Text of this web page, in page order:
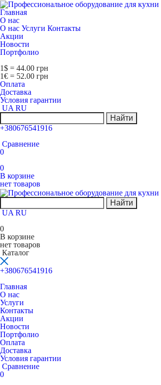
Главная
О нас
О нас Услуги Контакты
Акции
Новости
Портфолио
1$ = 44.00 грн
1€ = 52.00 грн
Оплата
Доставка
Условия гарантии
UA RU
Найти
+380676541916
Сравнение
0
0
В корзине
нет товаров
Найти
UA RU
0
В корзине
нет товаров
Каталог
+380676541916
Главная
О нас
Услуги
Контакты
Акции
Новости
Портфолио
Оплата
Доставка
Условия гарантии
Сравнение
0